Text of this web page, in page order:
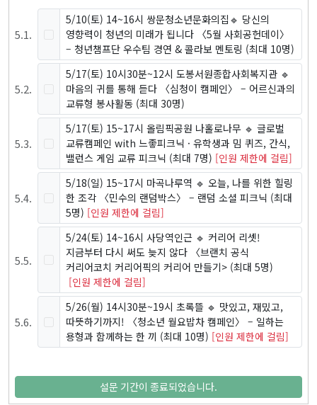
5.1.
5/10(토) 14~16시 쌍문청소년문화의집🔹 당신의
영향력이 청년의 미래가 됩니다 〈5월 사회공헌데이〉
– 청년챔프단 우수팀 경연 & 콜라보 멘토링 (최대 10명)
5.2.
5/17(토) 10시30분~12시 도봉서원종합사회복지관 🔹
마음의 귀를 통해 듣다 〈심청이 캠페인〉 – 어르신과의
교류형 봉사활동 (최대 30명)
5.3.
5/17(토) 15~17시 올림픽공원 나홀로나무 🔹 글로벌
교류캠페인 with 느좋피크닉 · 유학생과 밈 퀴즈, 간식,
밸런스 게임 교류 피크닉 (최대 7명) [인원 제한에 걸림]
5.4.
5/18(일) 15~17시 마곡나루역 🔹 오늘, 나를 위한 힐링
한 조각 〈민수의 랜덤박스〉 – 랜덤 소셜 피크닉 (최대
5명) [인원 제한에 걸림]
5.5.
5/24(토) 14~16시 사당역인근 🔹 커리어 리셋!
지금부터 다시 써도 늦지 않다 〈브랜치 공식
커리어코치 커리어픽의 커리어 만들기> (최대 5명)
[인원 제한에 걸림]
5.6.
5/26(월) 14시30분~19시 초록뜰 🔹 맛있고, 재밌고,
따뜻하기까지! 〈청소년 월요밥차 캠페인〉 – 일하는
용형과 함께하는 한 끼 (최대 10명) [인원 제한에 걸림]
설문 기간이 종료되었습니다.